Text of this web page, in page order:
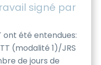
signé par
ont été entendues:
(modalité 1)/JRS
de jours de